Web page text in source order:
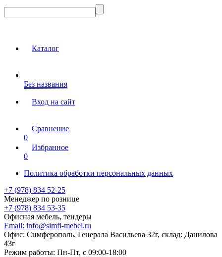
Каталог
Без названия
Вход на сайт
Сравнение
0
Избранное
0
Политика обработки персональных данных
+7 (978) 834 52-25
Менеджер по рознице
+7 (978) 834 53-35
Офисная мебель, тендеры
Email: info@simfi-mebel.ru
Офис: Симферополь, Генерала Васильева 32г, склад: Данилова
43г
Режим работы: Пн-Пт, с 09:00-18:00